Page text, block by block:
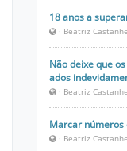
18 anos a
· Beatriz
Não deixe que
ados
· Beatriz
Marcar números
· Beatriz